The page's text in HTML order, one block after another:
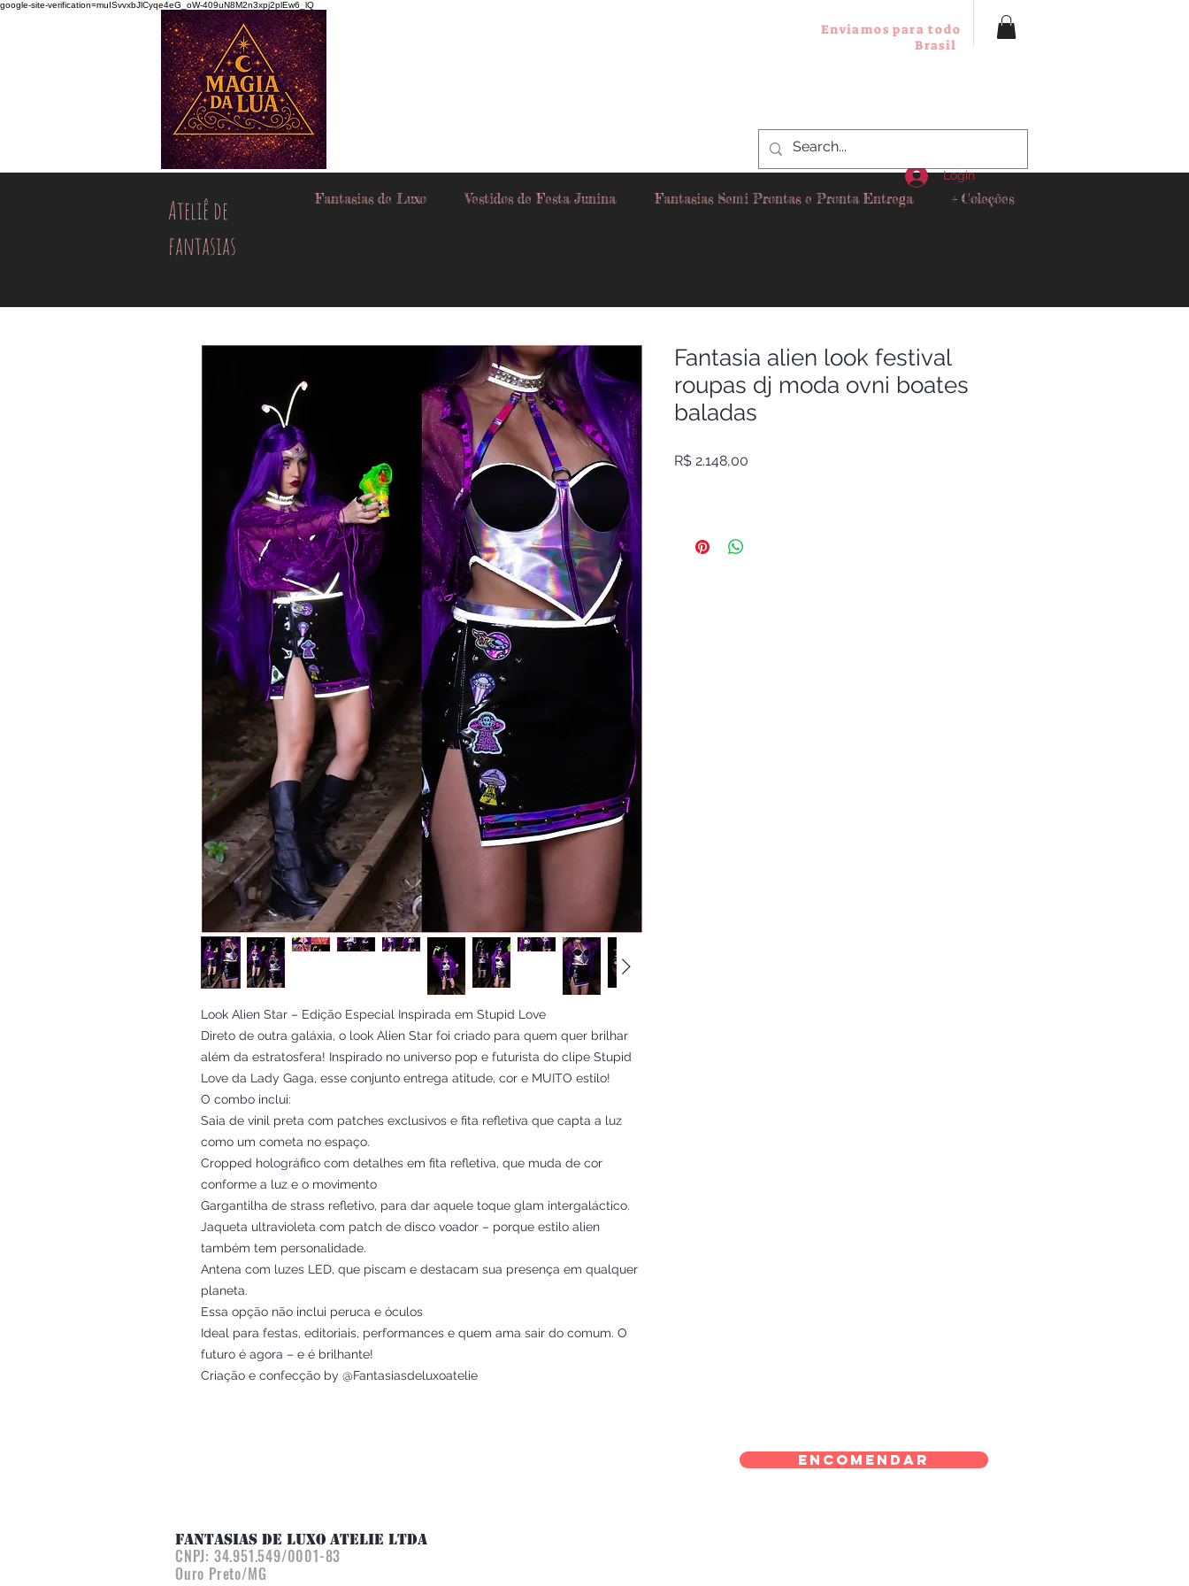
google-site-verification=muISvvxbJlCyqe4eG_oW-409uN8M2n3xpj2plEw6_lQ
Enviamos para todo
Brasil
Ateliê de
fantasias
Fantasias de Luxo Vestidos de Festa Junina Fantasias Semi Prontas e Pronta Entrega + Coleções
Login
Look Alien Star – Edição Especial Inspirada em Stupid Love
Direto de outra galáxia, o look Alien Star foi criado para quem quer brilhar
além da estratosfera! Inspirado no universo pop e futurista do clipe Stupid
Love da Lady Gaga, esse conjunto entrega atitude, cor e MUITO estilo!
O combo inclui:
Saia de vinil preta com patches exclusivos e fita refletiva que capta a luz
como um cometa no espaço.
Cropped holográfico com detalhes em fita refletiva, que muda de cor
conforme a luz e o movimento
Gargantilha de strass refletivo, para dar aquele toque glam intergaláctico.
Jaqueta ultravioleta com patch de disco voador – porque estilo alien
também tem personalidade.
Antena com luzes LED, que piscam e destacam sua presença em qualquer
planeta.
Essa opção não inclui peruca e óculos
Ideal para festas, editoriais, performances e quem ama sair do comum. O
futuro é agora – e é brilhante!
Criação e confecção by @Fantasiasdeluxoatelie
Fantasia alien look festival
roupas dj moda ovni boates
baladas
R$ 2.148,00
Encomendar
FANTASIAS DE LUXO ATELIE LTDA
CNPJ: 34.951.549/0001-83
Ouro Preto/MG